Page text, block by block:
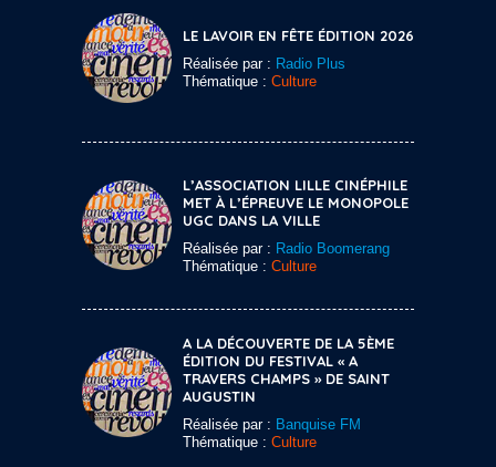
LE LAVOIR EN FÊTE ÉDITION 2026
Réalisée par : Radio Plus
Thématique : Culture
L’ASSOCIATION LILLE CINÉPHILE
MET À L’ÉPREUVE LE MONOPOLE
UGC DANS LA VILLE
Réalisée par : Radio Boomerang
Thématique : Culture
A LA DÉCOUVERTE DE LA 5ÈME
ÉDITION DU FESTIVAL « A
TRAVERS CHAMPS » DE SAINT
AUGUSTIN
Réalisée par : Banquise FM
Thématique : Culture